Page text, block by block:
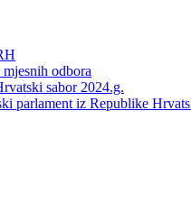
odbora
sabor 2024.g.
parlament iz Republike